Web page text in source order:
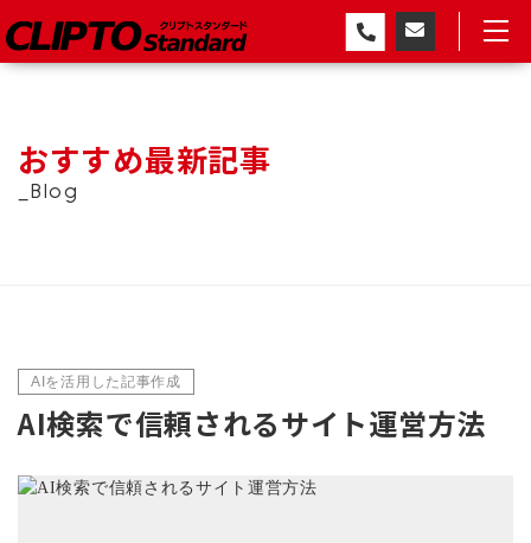
おすすめ最新記事
_Blog
AIを活用した記事作成
AI検索で信頼されるサイト運営方法